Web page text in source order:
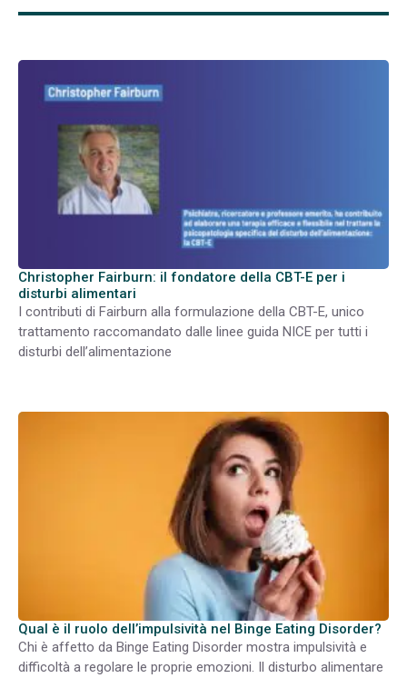
Christopher Fairburn: il fondatore della CBT-E per i
disturbi alimentari
I contributi di Fairburn alla formulazione della CBT-E, unico
trattamento raccomandato dalle linee guida NICE per tutti i
disturbi dell’alimentazione
Qual è il ruolo dell’impulsività nel Binge Eating Disorder?
Chi è affetto da Binge Eating Disorder mostra impulsività e
difficoltà a regolare le proprie emozioni. Il disturbo alimentare